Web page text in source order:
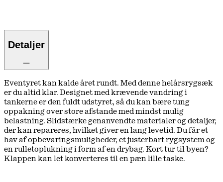
Detaljer
Eventyret kan kalde året rundt. Med denne helårsrygsæk
er du altid klar. Designet med krævende vandring i
tankerne er den fuldt udstyret, så du kan bære tung
oppakning over store afstande med mindst mulig
belastning. Slidstærke genanvendte materialer og detaljer,
der kan repareres, hvilket giver en lang levetid. Du får et
hav af opbevaringsmuligheder, et justerbart rygsystem og
en rulletoplukning i form af en drybag. Kort tur til byen?
Klappen kan let konverteres til en pæn lille taske.